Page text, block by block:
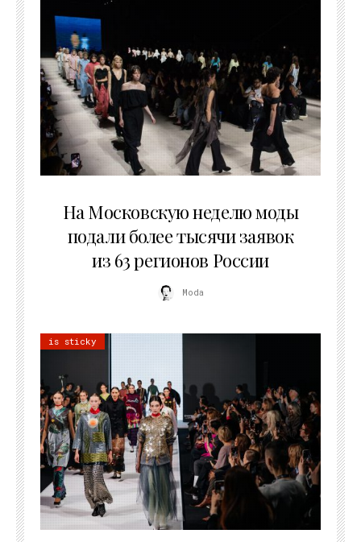
На Московскую неделю моды
подали более тысячи заявок
из 63 регионов России
Moda
is sticky